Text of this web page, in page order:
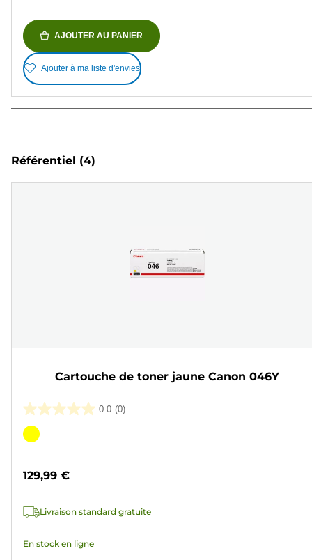
AJOUTER AU PANIER
Ajouter à ma liste d'envies
Référentiel (4)
Cartouche de toner jaune Canon 046Y
0.0 (0)
0.0
sur
Cartouche
129,99 €
Livraison standard gratuite
En stock en ligne